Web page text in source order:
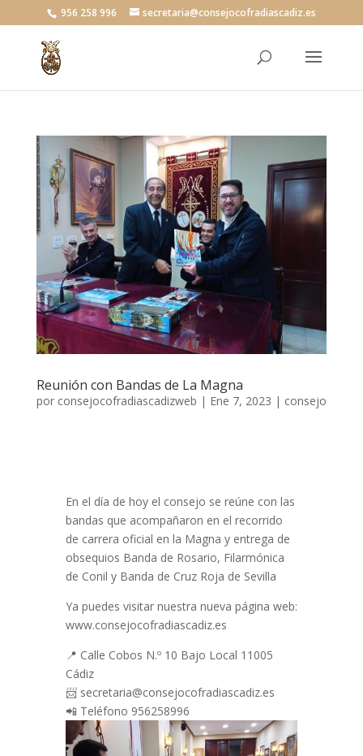
956 258 996 secretaria@consejocofradiascadiz.es
Reunión con Bandas de La Magna
por consejocofradiascadizweb | Ene 7, 2023 | consejo
En el día de hoy el consejo se reúne con las
bandas que acompañaron en el recorrido
de carrera oficial en la Magna y entrega de
obsequios Banda de Rosario, Filarmónica
de Conil y Banda de Cruz Roja de Sevilla
Ya puedes visitar nuestra nueva página web:
www.consejocofradiascadiz.es
📍 Calle Cobos N.º 10 Bajo Local 11005
Cádiz
📨 secretaria@consejocofradiascadiz.es
📲 Teléfono 956258996